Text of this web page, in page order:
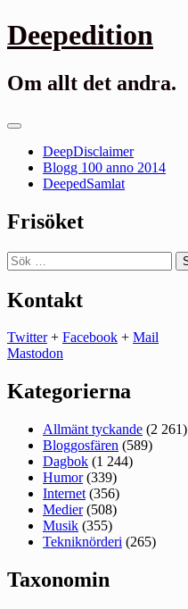
Gå
till
Deepedition
Om allt det andra.
Primär
DeepDisclaimer
Blogg 100 anno 2014
DeepedSamlat
Frisöket
Sök
efter:
Kontakt
Twitter+ Facebook + Mail
Mastodon
Kategorierna
Allmänt tyckande (2 261)
Bloggosfären (589)
Dagbok (1 244)
Humor(339)
Internet (356)
Medier(508)
Musik (355)
Tekniknörderi (265)
Taxonomin